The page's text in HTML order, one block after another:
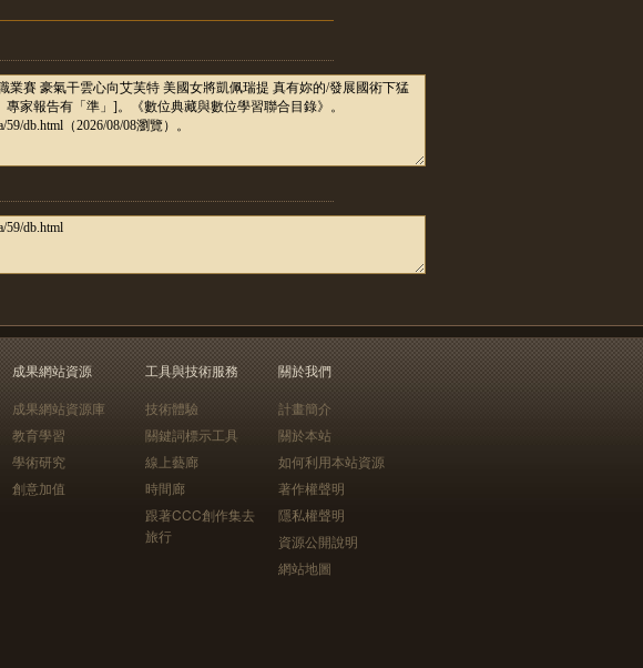
成果網站資源
成果網站資源庫
教育學習
學術研究
創意加值
工具與技術服務
技術體驗
關鍵詞標示工具
線上藝廊
時間廊
跟著CCC創作集去
旅行
關於我們
計畫簡介
關於本站
如何利用本站資源
著作權聲明
隱私權聲明
資源公開說明
網站地圖